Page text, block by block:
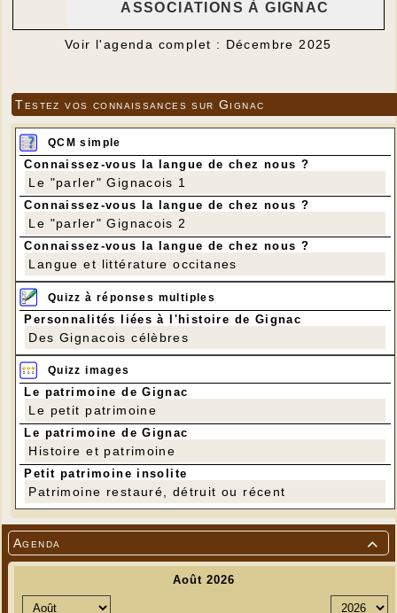

Agenda
ASSOCIATIONS À GIGNAC
Voir l'agenda complet : Décembre 2025
Testez vos connaissances sur Gignac
QCM simple
Connaissez-vous la langue de chez nous ?
Le "parler" Gignacois 1
Connaissez-vous la langue de chez nous ?
Le "parler" Gignacois 2
Connaissez-vous la langue de chez nous ?
Langue et littérature occitanes
Quizz à réponses multiples
Personnalités liées à l'histoire de Gignac
Des Gignacois célèbres
Quizz images
Le patrimoine de Gignac
Le petit patrimoine
Le patrimoine de Gignac
Histoire et patrimoine
Petit patrimoine insolite
Patrimoine restauré, détruit ou récent